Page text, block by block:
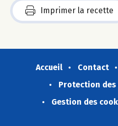
Imprimer la recette
Accueil Contact
Protection des
Gestion des